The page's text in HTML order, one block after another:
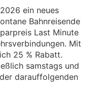
ein neues
Bahnreisende
Last Minute
Mit
25 % Rabatt.
samstags und
darauffolgenden